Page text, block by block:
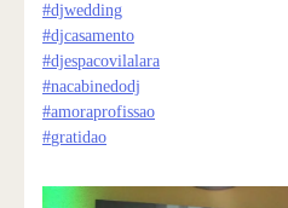
#djwedding
#djcasamento
#djespacovilalara
#nacabinedodj
#amoraprofissao
#gratidao